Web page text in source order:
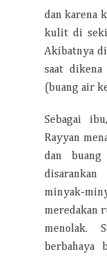
dan karena
kulit di
Akibatnya
saat
(buang air
Sebagai
Rayyan
dan
minyak-
meredakan
menolak.